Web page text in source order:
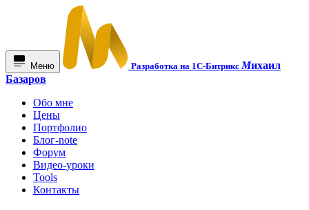
Меню Разработка на 1С-БитриксМихаил
Базаров
Обо мне
Цены
Портфолио
Блог-note
Форум
Видео-уроки
Tools
Контакты